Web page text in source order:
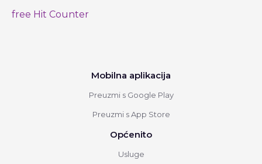
free Hit Counter
Mobilna aplikacija
Preuzmi s Google Play
Preuzmi s App Store
Općenito
Usluge